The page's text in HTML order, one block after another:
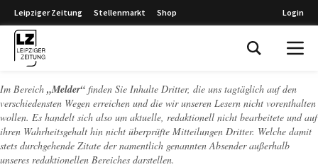
Leipziger Zeitung Stellenmarkt Shop Login
Im Bereich „Melder“ finden Sie Inhalte Dritter, die uns tagtäglich auf den
verschiedensten Wegen erreichen und die wir unseren Lesern nicht vorenthalten
wollen. Es handelt sich also um aktuelle, redaktionell nicht bearbeitete und auf
ihren Wahrheitsgehalt hin nicht überprüfte Mitteilungen Dritter. Welche damit
stets durchgehende Zitate der namentlich genannten Absender außerhalb
unseres redaktionellen Bereiches darstellen.